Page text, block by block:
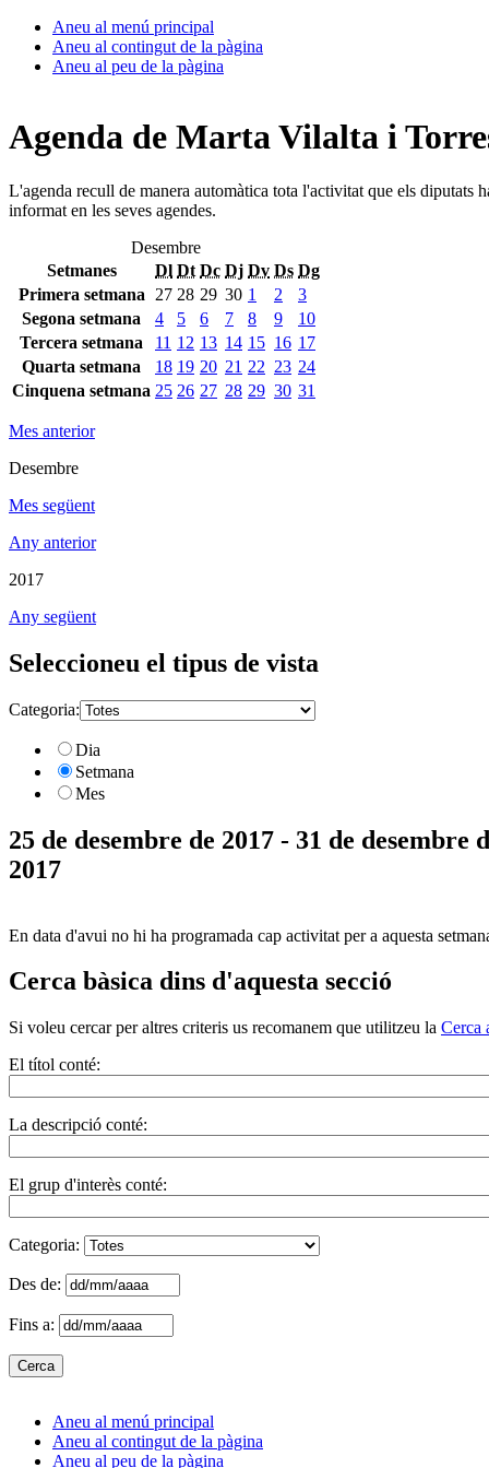
Aneu al menú principal
Aneu al contingut de la pàgina
Aneu al peu de la pàgina
Agenda de Marta Vilalta i
L'agenda recull de manera automàtica tota l'activitat que els diputats
informat en les seves agendes.
Desembre
Setmanes
Dl Dt Dc Dj Dv Ds Dg
Primera setmana
27 28 29 30 1 2
3
Segona setmana
4 5 6 7 8 9
10
Tercera setmana
11 12 13 14 15 16 17
Quarta setmana
18 19 20 21 22 23 24
Cinquena setmana 25 26 27 28 29 30 31
Mes anterior
Desembre
Mes següent
Any anterior
2017
Any següent
Seleccioneu el tipus de vista
Categoria:
Dia
Setmana
Mes
25 de desembre de 2017 - 31 de desembre
2017
En data d'avui no hi ha programada cap activitat per a aquesta
Cerca bàsica dins d'aquesta secció
Si voleu cercar per altres criteris us recomanem que utilitzeu la Cerca
El títol conté:
La descripció conté:
El grup d'interès conté:
Categoria:
Des de:
Fins a:
Aneu al menú principal
Aneu al contingut de la pàgina
Aneu al peu de la pàgina